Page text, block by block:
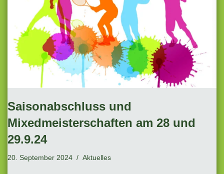
Saisonabschluss und
Mixedmeisterschaften am 28 und
29.9.24
20. September 2024 Aktuelles